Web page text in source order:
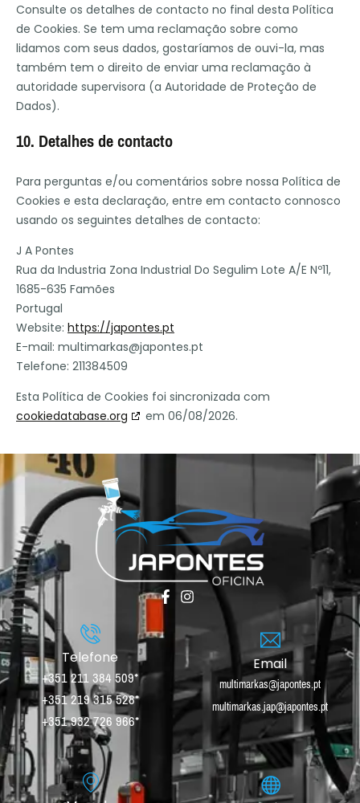
Consulte os detalhes de contacto no final desta Política
de Cookies. Se tem uma reclamação sobre como
lidamos com seus dados, gostaríamos de ouvi-la, mas
também tem o direito de enviar uma reclamação à
autoridade supervisora (a Autoridade de Proteção de
Dados).
10. Detalhes de contacto
Para perguntas e/ou comentários sobre nossa Política de
Cookies e esta declaração, entre em contacto connosco
usando os seguintes detalhes de contacto:
J A Pontes
Rua da Industria Zona Industrial Do Segulim Lote A/E Nº11,
1685-635 Famões
Portugal
Website: https://japontes.pt
E-mail: multimarkas@japontes.pt
Telefone: 211384509
Esta Política de Cookies foi sincronizada com
cookiedatabase.org
em 06/08/2026.
Telefone
+351 211 384 509*
+351 219 315 528*
+351 932 726 966*
Email
multimarkas@japontes.pt
multimarkas.jap@japontes.pt
‎ ‎ ‎ ‎ ‎ ‎ ‎ ‎ ‎ ‎ ‎ ‎ ‎ ‎ ‎ ‎ ‎ ‎ ‎ ‎